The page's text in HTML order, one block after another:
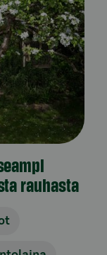
rauhasta